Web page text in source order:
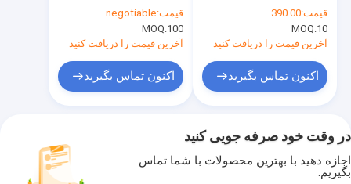
برقی
قیمت:negotiable
MOQ:100
آخرین قیمت را دریافت کنید
اکنون تماس بگیرید
ولت
قیمت:390.00
MOQ:10
آخرین قیمت را دریافت کنید
اکنون تماس بگیرید
در وقت خود صرفه جویی کنید
اجازه دهید با بهترین محصولات با شما تماس
بگیریم.